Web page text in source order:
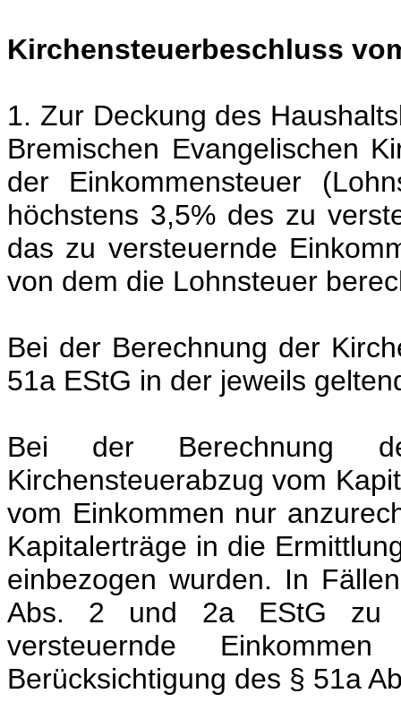
Kirchensteuerbeschluss
1. Zur Deckung des
Bremischen Evangelischen
der Einkommensteuer
höchstens 3,5% des zu
das zu versteuernde
von dem die Lohnsteuer
Bei der Berechnung der
51a EStG in der jeweils
Bei der Berechnung
Kirchensteuerabzug vom
vom Einkommen nur
Kapitalerträge in die
einbezogen wurden. In
Abs. 2 und 2a EStG zu
versteuernde
Berücksichtigung des § 51a